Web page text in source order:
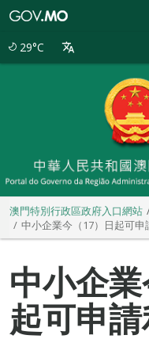
29°C
澳門特別行政區政府入口網站
中小企業今（17）日起可申
中小企
起可申